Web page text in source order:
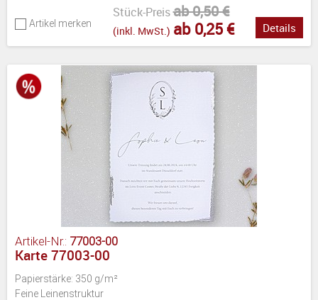
Artikel merken
Stück-Preisab 0,50 €
(inkl. MwSt.) ab 0,25 € Details
Artikel-Nr.: 77003-00
Karte 77003-00
Papierstärke: 350 g/m²
Feine Leinenstruktur